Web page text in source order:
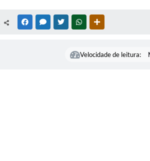
FACEBOOKMESSENGER
TWITTERWHATSAPP
Velocidade de leitura: